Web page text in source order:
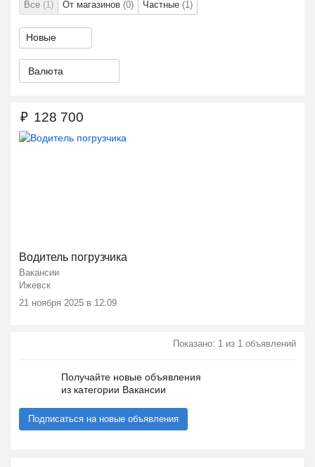
Все (1) От магазинов (0) Частные (1)
Валюта
Водитель погрузчика
Вакансии
Ижевск
21 ноября 2025 в 12:09
₽ 128 700
Показано: 1 из 1 объявлений
Получайте новые объявления
из категории Вакансии
Подписаться на новые объявления